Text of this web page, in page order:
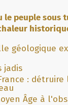
le peuple sous
géologique
jadis
: détruire
Âge à